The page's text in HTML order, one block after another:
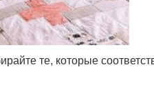
те, которые